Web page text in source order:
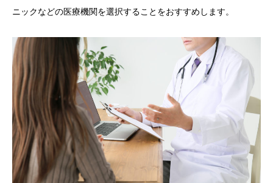
ニックなどの医療機関を選択することをおすすめします。